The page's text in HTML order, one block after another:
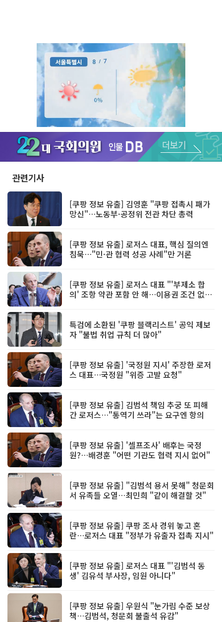
Unmute
관련기사
[쿠팡 정보 유출] 김영훈 "쿠팡 접촉시 패가
망신"…노동부·공정위 전관 차단 총력
[쿠팡 정보 유출] 로저스 대표, 핵심 질의엔
침묵…"민·관 협력 성공 사례"만 거론
[쿠팡 정보 유출] 로저스 대표 "'부제소 합
의' 조항 약관 포함 안 해…이용권 조건 없
특검에 소환된 '쿠팡 블랙리스트' 공익 제보
자 "불법 취업 규칙 더 많아"
[쿠팡 정보 유출] '국정원 지시' 주장한 로저
스 대표…국정원 "위증 고발 요청"
[쿠팡 정보 유출] 김범석 책임 추궁 또 피해
간 로저스…"통역기 쓰라"는 요구엔 항의
[쿠팡 정보 유출] '셀프조사' 배후는 국정
원?…배경훈 "어떤 기관도 협력 지시 없어"
[쿠팡 정보 유출] "김범석 용서 못해" 청문회
서 유족들 오열…최민희 "같이 해결할 것"
[쿠팡 정보 유출] 쿠팡 조사 경위 놓고 혼
란…로저스 대표 "정부가 유출자 접촉 지시"
[쿠팡 정보 유출] 로저스 대표 "'김범석 동
생' 김유석 부사장, 임원 아니다"
[쿠팡 정보 유출] 우원식 "눈가림 수준 보상
책…김범석, 청문회 불출석 유감"